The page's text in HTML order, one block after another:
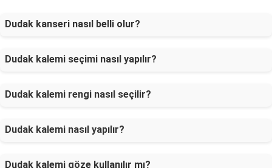
Dudak kanseri nasıl belli olur?
Dudak kalemi seçimi nasıl yapılır?
Dudak kalemi rengi nasıl seçilir?
Dudak kalemi nasıl yapılır?
Dudak kalemi göze kullanılır mı?